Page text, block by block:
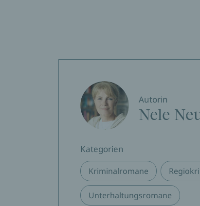
Autorin
Nele
Kategorien
Kriminalromane
Unterhaltungsromane